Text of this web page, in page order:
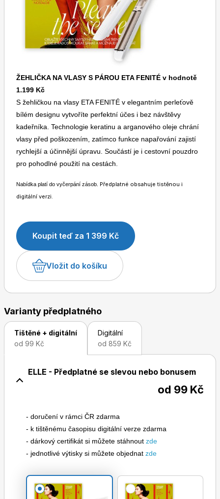
Dětské časopisy Burda Pletení
Burda Best of
na tom nejlepší? Zařadíte se do jedinečné ELLE
rodiny, která je již legendární, neboť letos slaví třicet
let na českém trhu. A těšit se samozřejmě můžete i na
pravidelné newslettery, které vás budou průběžně
updatovat o všech novinkách. Cena předplatného se
skládá z ceny předplatného časopisů a ceny
bonusu. Sleva na předplatném vychází ze
stánkových cen. Předplatné s bonusy platí do
vyčerpání zásob. Foto produktů je pouze ilustrativní.
ŽEHLIČKA NA VLASY S PÁROU ETA FENITÉ v hodnotě
1.199 Kč
S žehličkou na vlasy ETA FENITÉ v elegantním perleťově
bílém designu vytvoříte perfektní účes i bez návštěvy
kadeřníka. Technologie keratinu a arganového oleje chrání
vlasy před poškozením, zatímco funkce napařování zajistí
rychlejší a účinnější úpravu. Součástí je i cestovní pouzdro
pro pohodlné použití na cestách.
Nabídka platí do vyčerpání zásob. Předplatné obsahuje tistěnou i
digitální verzi.
Koupit teď za 1 399 Kč
Vložit do košíku
Varianty předplatného
Tištěné + digitální
od 99 Kč
Digitální
od 859 Kč
ELLE - Předplatné se slevou nebo bonusem
od 99 Kč
- doručení v rámci ČR zdarma
- k tištěnému časopisu digitální verze zdarma
- dárkový certifikát si můžete stáhnout zde
- jednotlivé výtisky si můžete objednat zde